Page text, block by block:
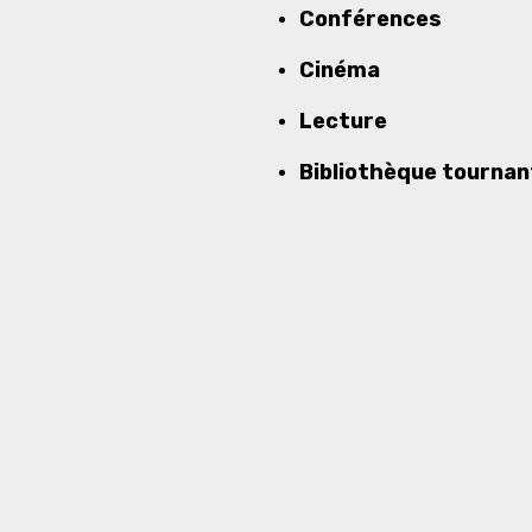
Conférences
Cinéma
Lecture
Bibliothèque